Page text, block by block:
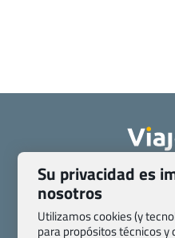
Quienes
Pasaporte, Visado, Salud y
Blog de Viajes.com
Preguntas frecuentes
Su privacidad es
nosotros
Utilizamos cookies (y
para propósitos técnicos